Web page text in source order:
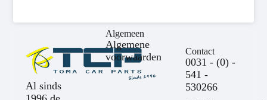
Al sinds
Algemeen
Algemene
voorwaarden
Contact
0031 - (0) -
541 -
530266